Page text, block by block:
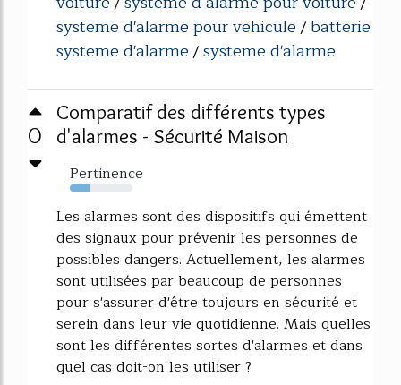
systeme d'alarme pour vehicule/batterie
systeme d'alarme/systeme d'alarme
0
Comparatif des différents types
d'alarmes - Sécurité Maison
Pertinence
31%
Les alarmes sont des dispositifs qui émettent
des signaux pour prévenir les personnes de
possibles dangers. Actuellement, les alarmes
sont utilisées par beaucoup de personnes
pour s'assurer d'être toujours en sécurité et
serein dans leur vie quotidienne. Mais quelles
sont les différentes sortes d'alarmes et dans
quel cas doit-on les utiliser ?